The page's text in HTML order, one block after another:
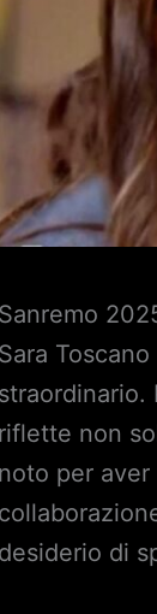
Sanremo
Sara
straordinario.
riflette non
noto per aver
desiderio di